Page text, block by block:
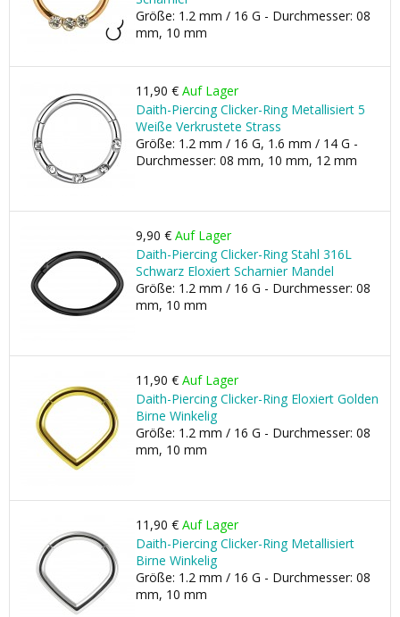
Größe: 1.2 mm / 16 G - Durchmesser: 08
mm, 10 mm
11,90 € Auf Lager
Daith-Piercing Clicker-Ring Metallisiert 5
Weiße Verkrustete Strass
Größe: 1.2 mm / 16 G, 1.6 mm / 14 G -
Durchmesser: 08 mm, 10 mm, 12 mm
9,90 € Auf Lager
Daith-Piercing Clicker-Ring Stahl 316L
Schwarz Eloxiert Scharnier Mandel
Größe: 1.2 mm / 16 G - Durchmesser: 08
mm, 10 mm
11,90 € Auf Lager
Daith-Piercing Clicker-Ring Eloxiert Golden
Birne Winkelig
Größe: 1.2 mm / 16 G - Durchmesser: 08
mm, 10 mm
11,90 € Auf Lager
Daith-Piercing Clicker-Ring Metallisiert
Birne Winkelig
Größe: 1.2 mm / 16 G - Durchmesser: 08
mm, 10 mm